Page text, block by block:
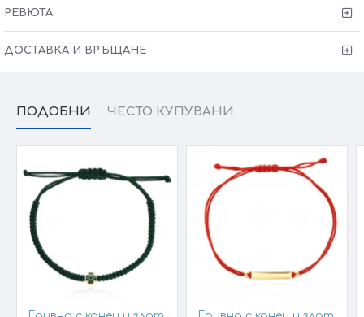
свържем с Вас, за да уточним всички характеристики и
РЕВЮТА
ДОСТАВКА И ВРЪЩАНЕ
ПОДОБНИ ЧЕСТО КУПУВАНИ